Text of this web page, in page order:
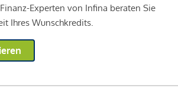
Experten von Infina beraten Sie
Ihres Wunschkredits.